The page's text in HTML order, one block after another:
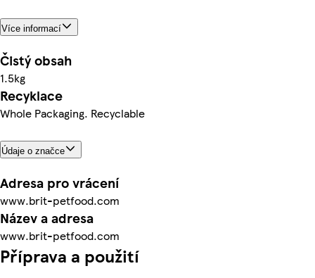
Více informací
Čistý obsah
1.5kg
Recyklace
Whole Packaging. Recyclable
Údaje o značce
Adresa pro vrácení
www.brit-petfood.com
Název a adresa
www.brit-petfood.com
Příprava a použití